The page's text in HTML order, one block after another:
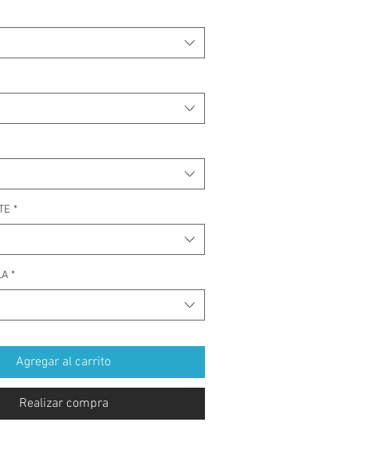
*
*
Agregar al carrito
Realizar compra